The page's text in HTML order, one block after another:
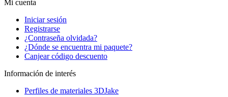
Mi cuenta
Iniciar sesión
Registrarse
¿Contraseña olvidada?
¿Dónde se encuentra mi paquete?
Canjear código descuento
Información de interés
Perfiles de materiales 3DJake